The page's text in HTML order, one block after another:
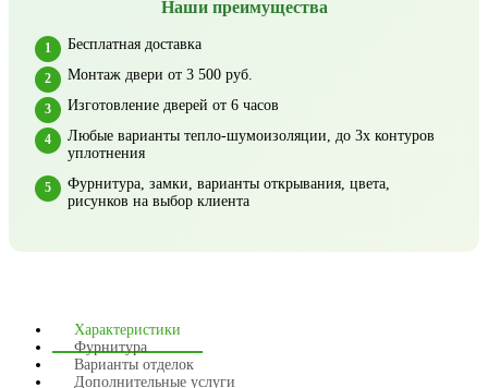
Наши преимущества
Бесплатная доставка
Монтаж двери от 3 500 руб.
Изготовление дверей от 6 часов
Любые варианты тепло-шумоизоляции, до 3х контуров
уплотнения
Фурнитура, замки, варианты открывания, цвета,
рисунков на выбор клиента
Характеристики
Фурнитура
Варианты отделок
Дополнительные услуги